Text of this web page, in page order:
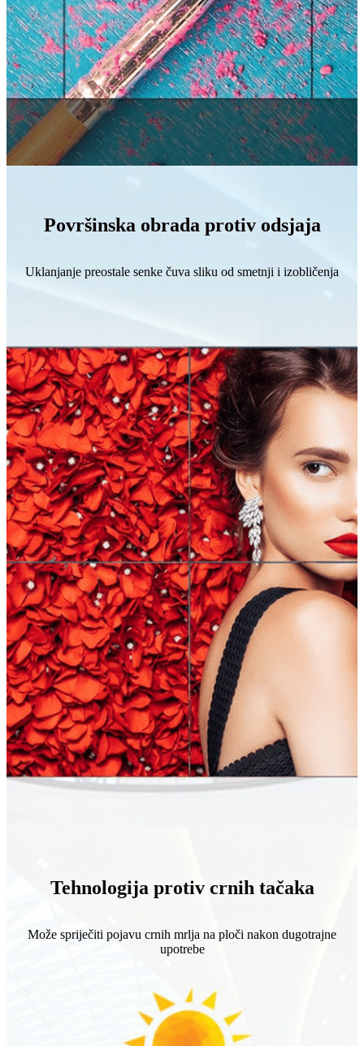
Površinska obrada protiv odsjaja
Uklanjanje preostale senke čuva sliku od smetnji i izobličenja
Tehnologija protiv crnih tačaka
Može spriječiti pojavu crnih mrlja na ploči nakon dugotrajne
upotrebe